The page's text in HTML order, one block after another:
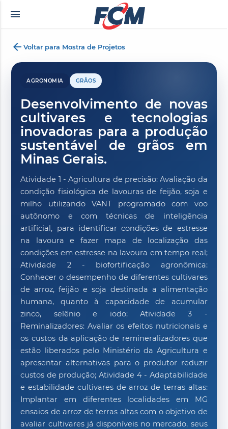
menu
arrow_backVoltar para Mostra de Projetos
AGRONOMIA GRÃOS
Desenvolvimento de novas
cultivares e tecnologias
inovadoras para a produção
sustentável de grãos em
Minas Gerais.
Atividade 1 - Agricultura de precisão: Avaliação da
condição fisiológica de lavouras de feijão, soja e
milho utilizando VANT programado com voo
autônomo e com técnicas de inteligência
artificial, para identificar condições de estresse
na lavoura e fazer mapa de localização das
condições em estresse na lavoura em tempo real;
Atividade 2 - biofortificação agronômica:
Conhecer o desempenho de diferentes cultivares
de arroz, feijão e soja destinada a alimentação
humana, quanto à capacidade de acumular
zinco, selênio e iodo; Atividade 3 -
Reminalizadores: Avaliar os efeitos nutricionais e
os custos da aplicação de remineralizadores que
estão liberados pelo Ministério da Agricultura e
apresentar alternativas para o produtor reduzir
custos de produção; Atividade 4 - Adaptabilidade
e estabilidade cultivares de arroz de terras altas:
Implantar em diferentes localidades em MG
ensaios de arroz de terras altas com o objetivo de
avaliar cultivares já disponíveis no mercado, seus